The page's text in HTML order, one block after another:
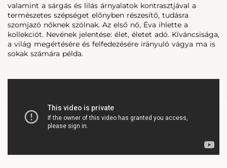
valamint a sárgás és lilás árnyalatok kontrasztjával a
természetes szépséget előnyben részesítő, tudásra
szomjazó nőknek szólnak. Az első nő, Éva ihlette a
kollekciót. Nevének jelentése: élet, életet adó. Kíváncsisága,
a világ megértésére és felfedezésére irányuló vágya ma is
sokak számára példa.